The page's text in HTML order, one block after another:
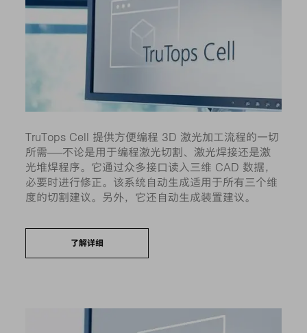
TruTops Cell 提供方便编程 3D 激光加工流程的一切
所需——不论是用于编程激光切割、激光焊接还是激
光堆焊程序。它通过众多接口读入三维 CAD 数据，
必要时进行修正。该系统自动生成适用于所有三个维
度的切割建议。另外，它还自动生成装置建议。
了解详细